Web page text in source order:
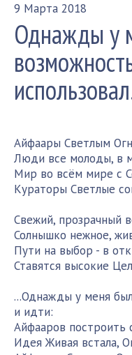
9 Марта 2018
Однажды у
Айфаары Светлым
Люди все молоды, в
Мир во всём мире с
Кураторы Светлые
Свежий, прозрачный
Солнышко нежное,
Пути на выбор - в
Ставятся высокие
...Однажды у меня
и идти:
Айфааров построить
Идея Живая встала,